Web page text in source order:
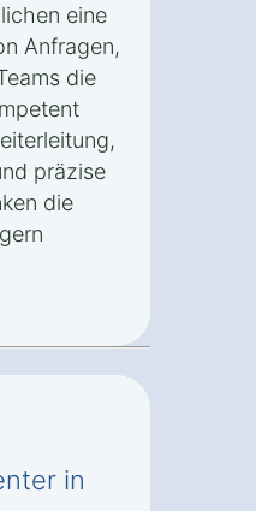
eine
Anfragen,
die
präzise
die
in